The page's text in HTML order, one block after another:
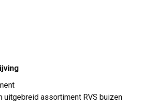
uitgebreid assortiment RVS buizen